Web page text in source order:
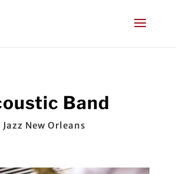
Band
Jazz New Orleans